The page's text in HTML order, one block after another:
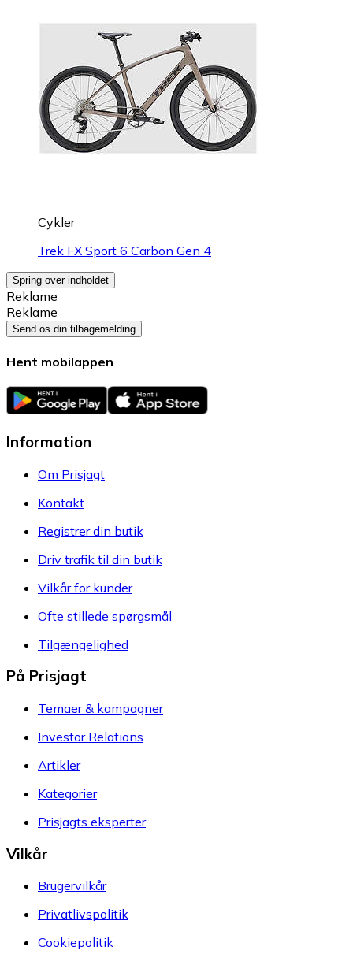
Cykler
Trek FX Sport 6 Carbon Gen 4
Spring over indholdet
Reklame
Reklame
Send os din tilbagemelding
Hent mobilappen
Information
Om Prisjagt
Kontakt
Registrer din butik
Driv trafik til din butik
Vilkår for kunder
Ofte stillede spørgsmål
Tilgængelighed
På Prisjagt
Temaer & kampagner
Investor Relations
Artikler
Kategorier
Prisjagts eksperter
Vilkår
Brugervilkår
Privatlivspolitik
Cookiepolitik